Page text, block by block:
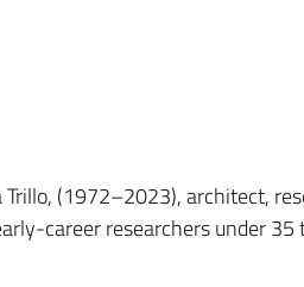
(1972–2023), architect,
career researchers under